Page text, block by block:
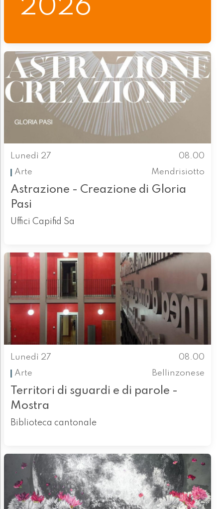
2026
Lunedì 27
08.00
Arte
Mendrisiotto
Astrazione - Creazione di Gloria
Pasi
Uffici Capifid Sa
Lunedì 27
08.00
Arte
Bellinzonese
Territori di sguardi e di parole -
Mostra
Biblioteca cantonale